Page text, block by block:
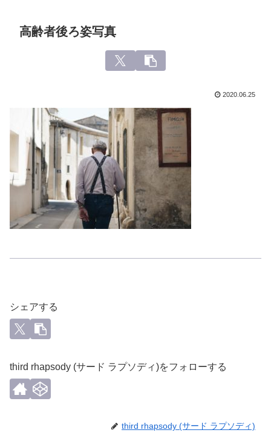
高齢者後ろ姿写真
2020.06.25
シェアする
third rhapsody (サード ラプソディ)をフォローする
third rhapsody (サード ラプソディ)